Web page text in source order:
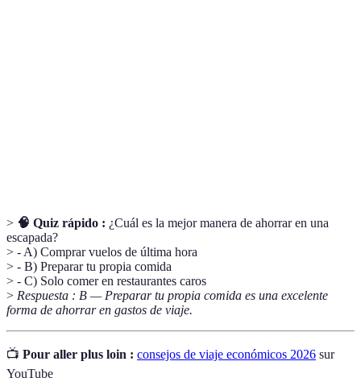
> 🧠 Quiz rápido : ¿Cuál es la mejor manera de ahorrar en una
escapada?
> - A) Comprar vuelos de última hora
> - B) Preparar tu propia comida
> - C) Solo comer en restaurantes caros
> Respuesta : B — Preparar tu propia comida es una excelente
forma de ahorrar en gastos de viaje.
📺 Pour aller plus loin : consejos de viaje económicos 2026 sur
YouTube